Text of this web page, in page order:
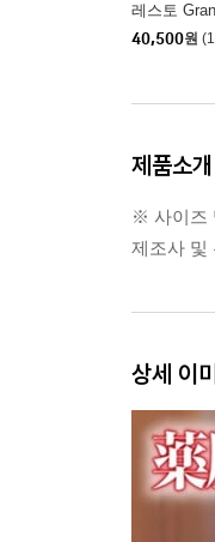
레스토
쿠고 카츠키
40,500원
제품소개
※ 사이즈
제조사 및
상세 이